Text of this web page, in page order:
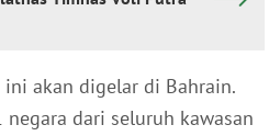
ini akan digelar di Bahrain.
dari seluruh kawasan